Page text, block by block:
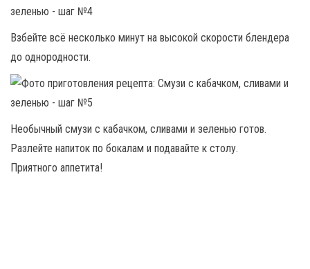
Взбейте всё несколько минут на высокой скорости блендера
до однородности.
Необычный смузи с кабачком, сливами и зеленью готов.
Разлейте напиток по бокалам и подавайте к столу.
Приятного аппетита!